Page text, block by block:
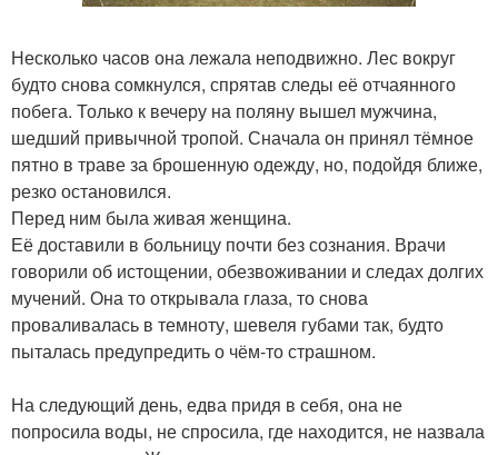
Несколько часов она лежала неподвижно. Лес вокруг
будто снова сомкнулся, спрятав следы её отчаянного
побега. Только к вечеру на поляну вышел мужчина,
шедший привычной тропой. Сначала он принял тёмное
пятно в траве за брошенную одежду, но, подойдя ближе,
резко остановился.
Перед ним была живая женщина.
Её доставили в больницу почти без сознания. Врачи
говорили об истощении, обезвоживании и следах долгих
мучений. Она то открывала глаза, то снова
проваливалась в темноту, шевеля губами так, будто
пыталась предупредить о чём-то страшном.
На следующий день, едва придя в себя, она не
попросила воды, не спросила, где находится, не назвала